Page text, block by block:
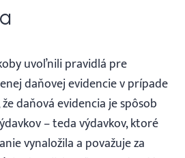
uvoľnili pravidlá pre
daňovej evidencie v prípade
daňová evidencia je spôsob
– teda výdavkov, ktoré
vynaložila a považuje za